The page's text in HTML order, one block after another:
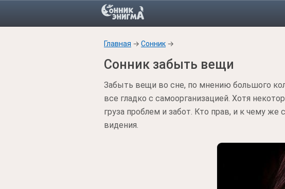
Главная → Сонник →
Сонник забыть вещи
Забыть вещи во сне, по мнению большого
все гладко с самоорганизацией. Хотя
груза проблем и забот. Кто прав, и к чему
видения.